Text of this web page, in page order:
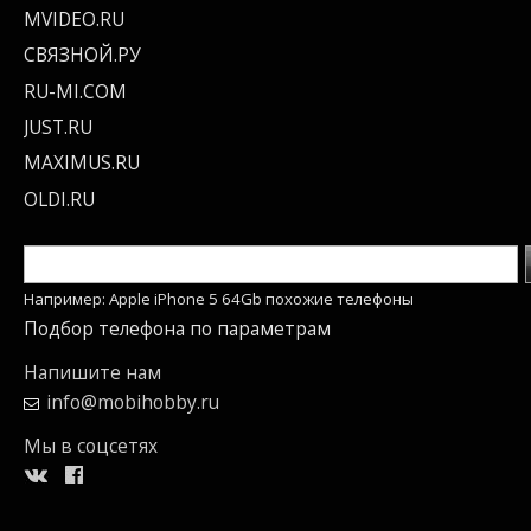
MVIDEO.RU
СВЯЗНОЙ.РУ
RU-MI.COM
JUST.RU
MAXIMUS.RU
OLDI.RU
Например: Apple iPhone 5 64Gb похожие телефоны
Подбор телефона по параметрам
Напишите нам
info@mobihobby.ru
Мы в соцсетях